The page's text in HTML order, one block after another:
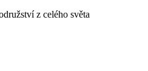
z celého světa